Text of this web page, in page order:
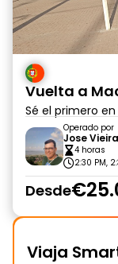
Vuelta a
Sé el primero
Operado por
Jose
4 horas
2:30 PM,
Desde
Viaja